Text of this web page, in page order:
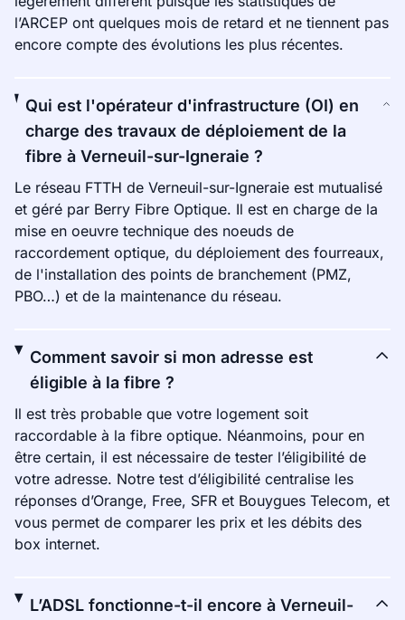
l’ARCEP ont quelques mois de retard et ne tiennent pas
encore compte des évolutions les plus récentes.
Qui est l'opérateur d'infrastructure (OI) en
charge des travaux de déploiement de la
fibre à Verneuil-sur-Igneraie ?
Le réseau FTTH de Verneuil-sur-Igneraie est mutualisé
et géré par Berry Fibre Optique. Il est en charge de la
mise en oeuvre technique des noeuds de
raccordement optique, du déploiement des fourreaux,
de l'installation des points de branchement (PMZ,
PBO…) et de la maintenance du réseau.
Comment savoir si mon adresse est
éligible à la fibre ?
Il est très probable que votre logement soit
raccordable à la fibre optique. Néanmoins, pour en
être certain, il est nécessaire de tester l’éligibilité de
votre adresse. Notre test d’éligibilité centralise les
réponses d’Orange, Free, SFR et Bouygues Telecom, et
vous permet de comparer les prix et les débits des
box internet.
L’ADSL fonctionne-t-il encore à Verneuil-